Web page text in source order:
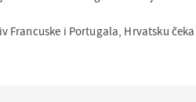
Francuske i Portugala, Hrvatsku čeka